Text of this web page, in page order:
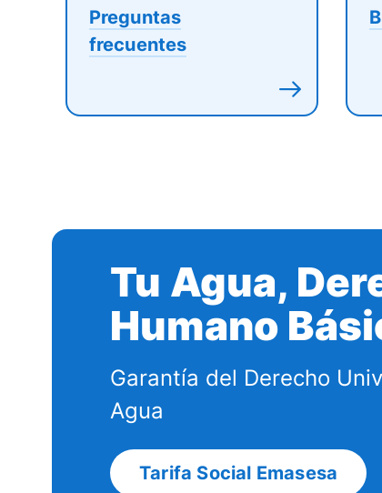
Preguntas
frecuentes
Tu Agua,
Humano
Garantía del Derecho
Agua
Tarifa Social Emasesa